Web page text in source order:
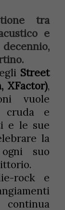
tra
e
Street
XFactor),
vuole
cruda e
e le sue
la
suo
rock e